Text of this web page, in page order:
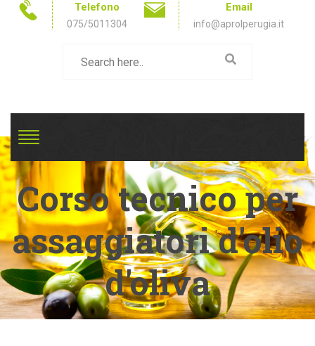
Telefono
075/5011304
Email
info@aprolperugia.it
Corso tecnico per
assaggiatori d'olio
d'oliva